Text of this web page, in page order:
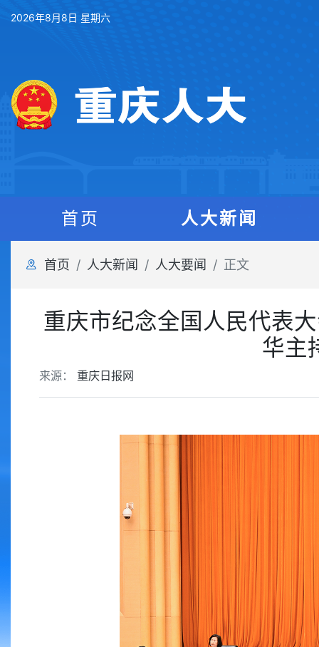
2026年8月8日 星期六
首页 人大新闻
首页 人大新闻 人大要闻 正文
重庆市纪念全国人民代表
华主
来源： 重庆日报网